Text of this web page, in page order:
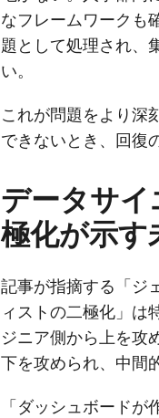
なフレームワークも
題として処理され、
い。
これが問題をより深
できないとき、回復
データサ
極化が示す
記事が指摘する「ジ
ィストの二極化」は
ジニア側から上を攻
下を攻められ、中間
「ダッシュボード